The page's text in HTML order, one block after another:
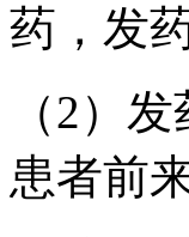
药，发
（2）
患者前